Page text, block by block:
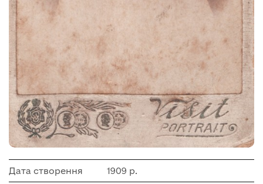
Дата створення 1909 р.